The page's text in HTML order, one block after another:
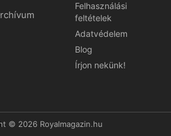
Felhasználási
feltételek
Adatvédelem
Blog
Írjon nekünk!
© 2026 Royalmagazin.hu